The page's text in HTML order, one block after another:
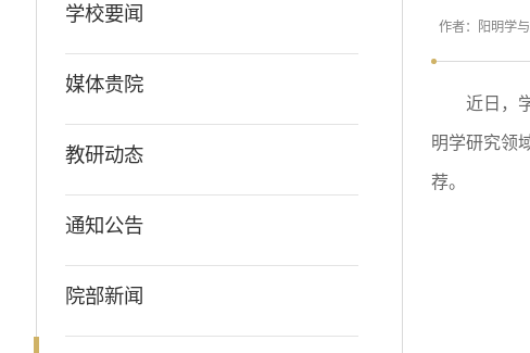
学校要闻
媒体贵院
教研动态
通知公告
院部新闻
作者：阳明学
近日，
明学研究领
荐。